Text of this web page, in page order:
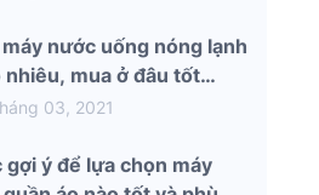
nước uống nóng lạnh
nhiêu, mua ở đâu tốt
03, 2021
gợi ý để lựa chọn máy